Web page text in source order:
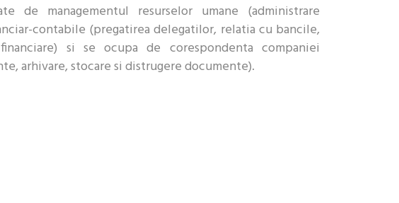
de managementul resurselor umane (administrare
contabile (pregatirea delegatilor, relatia cu bancile,
si se ocupa de corespondenta companiei
arhivare, stocare si distrugere documente).